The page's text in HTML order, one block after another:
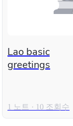
Lao basic
greetings
1 노트 · 10 조회수